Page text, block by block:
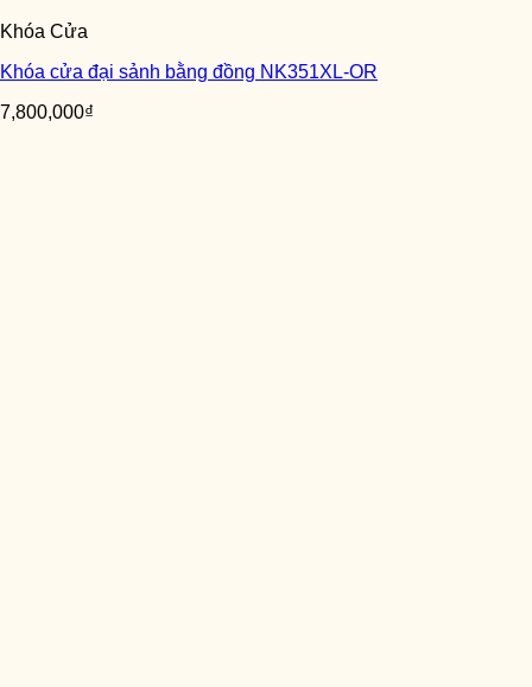
Khóa Cửa
Khóa cửa đại sảnh bằng đồng NK351XL-OR
7,800,000₫